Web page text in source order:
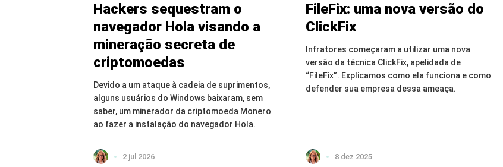
Hackers sequestram o
navegador Hola visando a
mineração secreta de
criptomoedas
Devido a um ataque à cadeia de suprimentos,
alguns usuários do Windows baixaram, sem
saber, um minerador da criptomoeda Monero
ao fazer a instalação do navegador Hola.
2 jul 2026
FileFix: uma nova versão do
ClickFix
Infratores começaram a utilizar uma nova
versão da técnica ClickFix, apelidada de
“FileFix”. Explicamos como ela funciona e como
defender sua empresa dessa ameaça.
8 dez 2025